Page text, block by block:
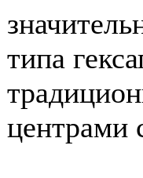
типа
центрами